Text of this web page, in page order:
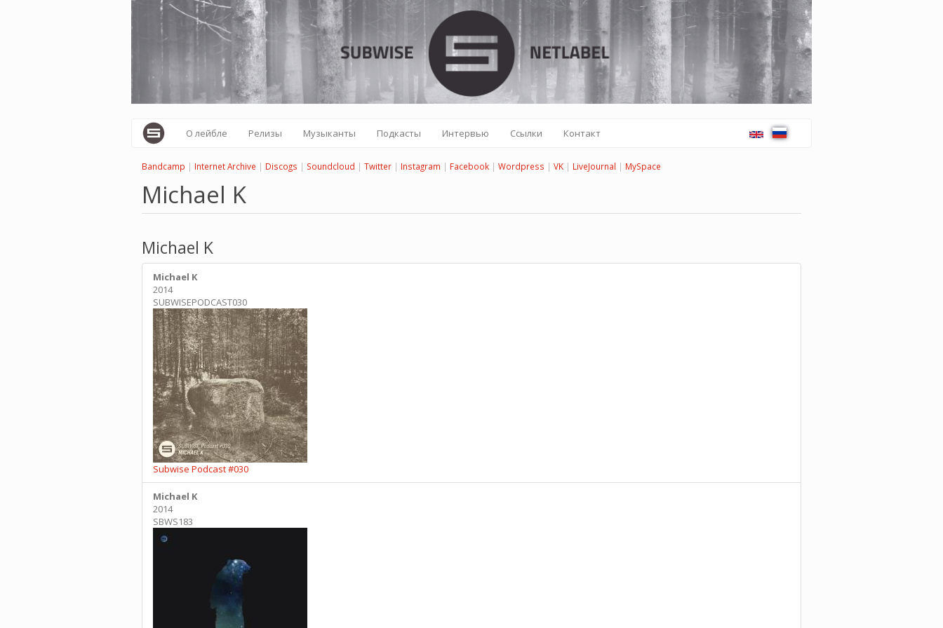
О лейбле Релизы Музыканты Подкасты Интервью Ссылки Контакт
Bandcamp | Internet Archive | Discogs | Soundcloud | Twitter | Instagram | Facebook | Wordpress | VK | LiveJournal | MySpace
Michael K
Michael K
Michael K
2014
SUBWISEPODCAST030
Subwise Podcast #030
Michael K
2014
SBWS183